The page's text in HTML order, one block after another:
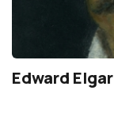
Edward Elgar